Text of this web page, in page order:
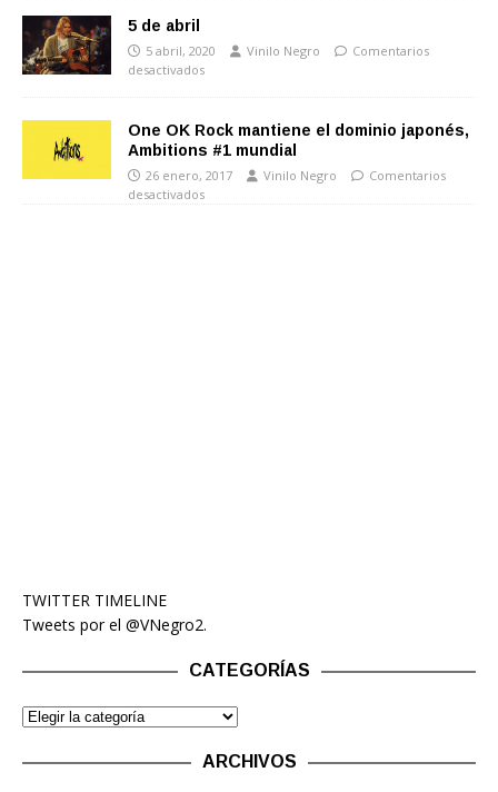
5 de abril
5 abril, 2020 Vinilo Negro
Comentarios
desactivados
One OK Rock mantiene el dominio japonés,
Ambitions #1 mundial
26 enero, 2017 Vinilo Negro
Comentarios
desactivados
TWITTER TIMELINE
Tweets por el @VNegro2.
CATEGORÍAS
ARCHIVOS